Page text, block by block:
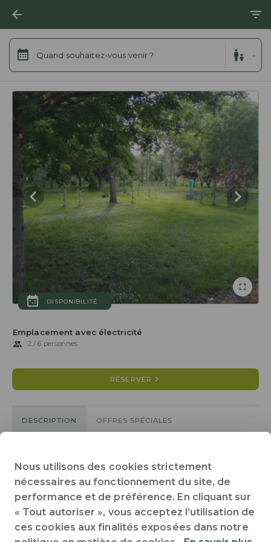
Quand souhaitez-vous venir ? -
DISPONIBILITÉ
Emplacement avec électricité
2 / 6 personnes
RÉSERVER
DESCRIPTION OFFRES SPÉCIALES
80 m² de superficie min
90 m² de superficie moyen
Accès handicapé : oui
Animaux acceptés
Électricité
Ensoleillé
Ombragé Proche sanitaires Tout voir
Emplacement avec électricté sur herbe plat d'environ 100m²
pour tentes, vans et fourgons aménagés, caravanes et
Nous utilisons des cookies strictement
nécessaires au fonctionnement du site, de
performance et de préférence. En cliquant sur
« Tout autoriser », vous acceptez l’utilisation de
ces cookies aux finalités exposées dans notre